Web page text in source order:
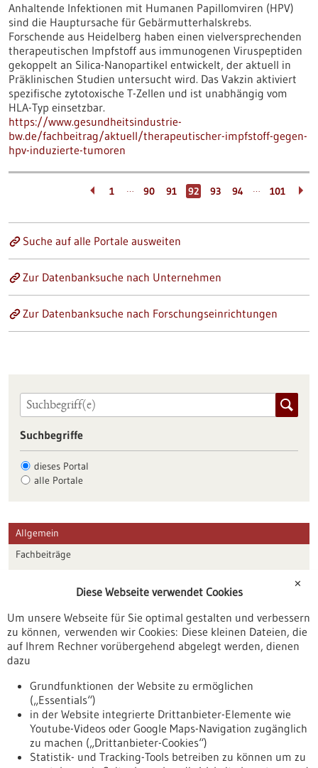
Anhaltende Infektionen mit Humanen Papillomviren (HPV)
sind die Hauptursache für Gebärmutterhalskrebs.
Forschende aus Heidelberg haben einen vielversprechenden
therapeutischen Impfstoff aus immunogenen Viruspeptiden
gekoppelt an Silica-Nanopartikel entwickelt, der aktuell in
Präklinischen Studien untersucht wird. Das Vakzin aktiviert
spezifische zytotoxische T-Zellen und ist unabhängig vom
HLA-Typ einsetzbar.
https://www.gesundheitsindustrie-
bw.de/fachbeitrag/aktuell/therapeutischer-impfstoff-gegen-
hpv-induzierte-tumoren
1 … 90 91 92 93 94 … 101
Suche auf alle Portale ausweiten
Zur Datenbanksuche nach Unternehmen
Zur Datenbanksuche nach Forschungseinrichtungen
Suchbegriffe
dieses Portal
alle Portale
Allgemein
Fachbeiträge
Veranstaltungen
Erscheinungsdatum
✕
Diese Webseite verwendet Cookies
Um unsere Webseite für Sie optimal gestalten und verbessern
zu können, verwenden wir Cookies: Diese kleinen Dateien, die
auf Ihrem Rechner vorübergehend abgelegt werden, dienen
dazu
Grundfunktionen der Website zu ermöglichen
(„Essentials“)
in der Website integrierte Drittanbieter-Elemente wie
Youtube-Videos oder Google Maps-Navigation zugänglich
zu machen („Drittanbieter-Cookies“)
Statistik- und Tracking-Tools betreiben zu können um zu